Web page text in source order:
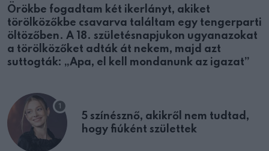
Örökbe fogadtam két ikerlányt, akiket
törölközőkbe csavarva találtam egy tengerparti
öltözőben. A 18. születésnapjukon ugyanazokat
a törölközőket adták át nekem, majd azt
suttogták: „Apa, el kell mondanunk az igazat”
5 színésznő, akikről nem tudtad,
hogy fiúként születtek